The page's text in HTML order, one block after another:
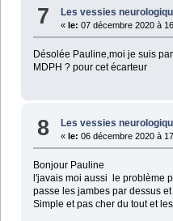
7 Les vessies
«le: 07 décembre 2020 à
Désolée Pauline,moi je suis
MDPH ? pour cet écarteur
8 Les vessies
«le: 06 décembre 2020 à
Bonjour Pauline
l'javais moi aussi le problème
passe les jambes par dessus
Simple et pas cher du tout et